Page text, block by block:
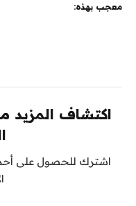
معجب بهذه:
اكتشاف المزيد
اشترك للحصول على